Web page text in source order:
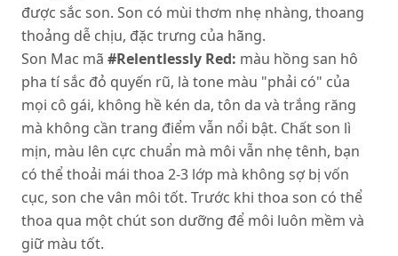
được sắc son. Son có mùi thơm nhẹ nhàng, thoang
thoảng dễ chịu, đặc trưng của hãng.
Son Mac mã #Relentlessly Red: màu hồng san hô
pha tí sắc đỏ quyến rũ, là tone màu "phải có" của
mọi cô gái, không hề kén da, tôn da và trắng răng
mà không cần trang điểm vẫn nổi bật. Chất son lì
mịn, màu lên cực chuẩn mà môi vẫn nhẹ tênh, bạn
có thể thoải mái thoa 2-3 lớp mà không sợ bị vốn
cục, son che vân môi tốt. Trước khi thoa son có thể
thoa qua một chút son dưỡng để môi luôn mềm và
giữ màu tốt.